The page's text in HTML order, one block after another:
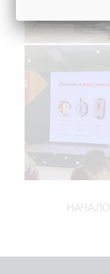
НАЧАЛО